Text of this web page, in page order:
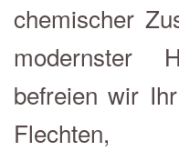
chemischer
modernster
befreien wir